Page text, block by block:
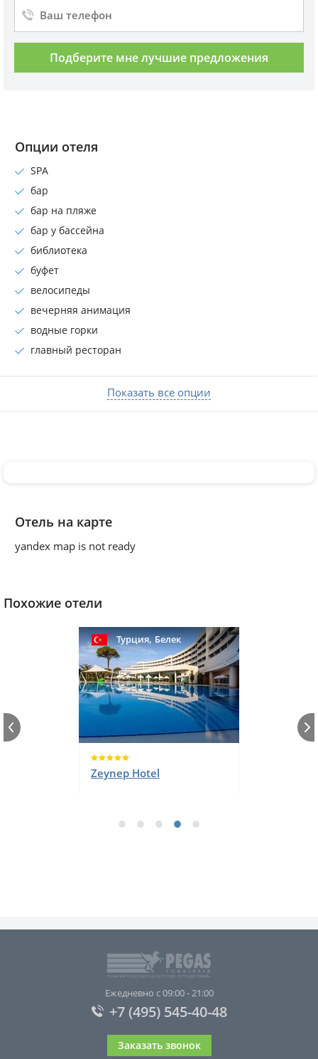
Подберите мне лучшие предложения
Опции отеля
SPA
бар
бар на пляже
бар у бассейна
библиотека
буфет
велосипеды
вечерняя анимация
водные горки
главный ресторан
Показать все опции
Отель на карте
yandex map is not ready
Похожие отели
Турция,Белек
Asteria Family Belek
Ежедневно с 09:00 - 21:00
+7 (495) 545-40-48
Заказать звонок